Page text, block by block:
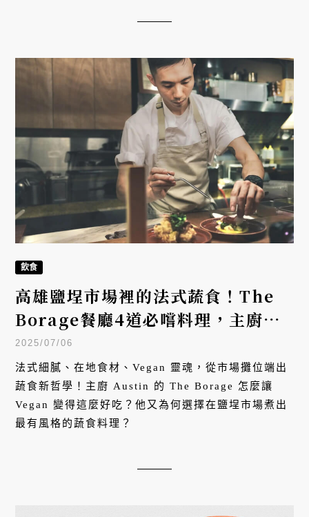
飲食
高雄鹽埕市場裡的法式蔬食！The
Borage餐廳4道必嚐料理，主廚
Austin的「無肉」美味革命
2025/07/06
法式細膩、在地食材、Vegan 靈魂，從市場攤位端出
蔬食新哲學！主廚 Austin 的 The Borage 怎麼讓
Vegan 變得這麼好吃？他又為何選擇在鹽埕市場煮出
最有風格的蔬食料理？